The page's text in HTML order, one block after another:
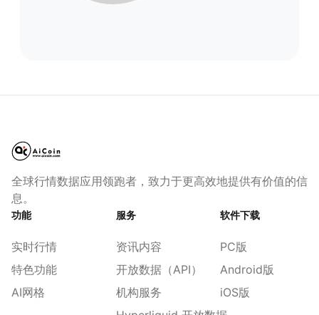
全球行情数据应用领跑者，致力于更高效地提供有价值的信
息。
功能
实时行情
特色功能
AI网格
服务
资讯内容
开放数据（API）
机构服务
软件下载
PC版
Android版
iOS版